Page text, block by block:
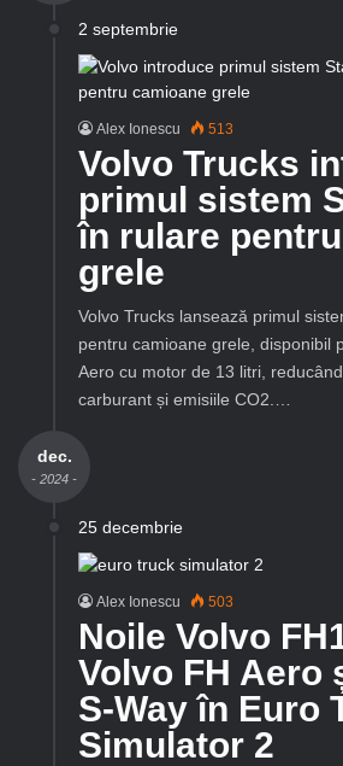
2 septembrie
Alex Ionescu 513
Volvo Trucks
primul sistem
în rulare
grele
Volvo Trucks lansează primul
pentru camioane grele, disponibil
Aero cu motor de 13 litri,
carburant și emisiile CO2.…
dec.
- 2024 -
25 decembrie
Alex Ionescu 503
Noile Volvo
Volvo FH Aero
S-Way în Euro
Simulator 2